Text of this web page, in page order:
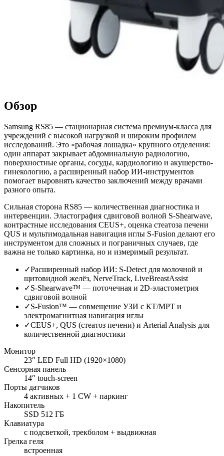
Обзор
Samsung RS85 — стационарная система премиум-класса для
учреждений с высокой нагрузкой и широким профилем
исследований. Это «рабочая лошадка» крупного отделения:
один аппарат закрывает абдоминальную радиологию,
поверхностные органы, сосуды, кардиологию и акушерство-
гинекологию, а расширенный набор ИИ-инструментов
помогает выровнять качество заключений между врачами
разного опыта.
Сильная сторона RS85 — количественная диагностика и
интервенции. Эластография сдвиговой волной S-Shearwave,
контрастные исследования CEUS+, оценка стеатоза печени
QUS и мультимодальная навигация иглы S-Fusion делают его
инструментом для сложных и пограничных случаев, где
важна не только картинка, но и измеримый результат.
✓Расширенный набор ИИ: S-Detect для молочной и
щитовидной желёз, NerveTrack, LiveBreastAssist
✓S-Shearwave™ — поточечная и 2D-эластометрия
сдвиговой волной
✓S-Fusion™ — совмещение УЗИ с КТ/МРТ и
электромагнитная навигация иглы
✓CEUS+, QUS (стеатоз печени) и Arterial Analysis для
количественной диагностики
Монитор
23″ LED Full HD (1920×1080)
Сенсорная панель
14″ touch-screen
Порты датчиков
4 активных + 1 CW + паркинг
Накопитель
SSD 512 ГБ
Клавиатура
с подсветкой, трекболом + выдвижная
Грелка геля
встроенная